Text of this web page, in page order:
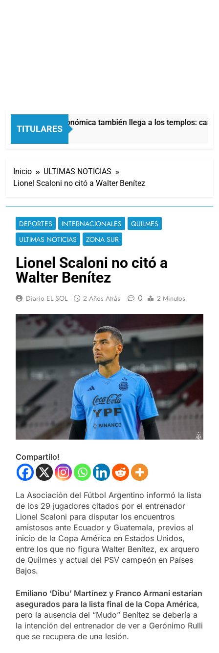
TITULARES
La crisis económica también llega a los templos: casi
10 Horas Atrás
Inicio
ULTIMAS NOTICIAS
Lionel Scaloni no citó a Walter Benítez
DEPORTES INTERNACIONALES
QUILMES
ULTIMAS NOTICIAS
ZONA SUR
Lionel Scaloni no citó a
Walter Benítez
Diario EL SOL 2 Años Atrás 0 2 Minutos
Compartilo!
La Asociación del Fútbol Argentino informó la lista
de los 29 jugadores citados por el entrenador
Lionel Scaloni para disputar los encuentros
amistosos ante Ecuador y Guatemala, previos al
inicio de la Copa América en Estados Unidos,
entre los que no figura Walter Benítez, ex arquero
de Quilmes y actual del PSV campeón en Países
Bajos.
Emiliano ‘Dibu’ Martínez y Franco Armani estarían
asegurados para la lista final de la Copa América,
pero la ausencia del “Mudo” Benítez se debería a
la intención del entrenador de ver a Gerónimo Rulli
que se recupera de una lesión.